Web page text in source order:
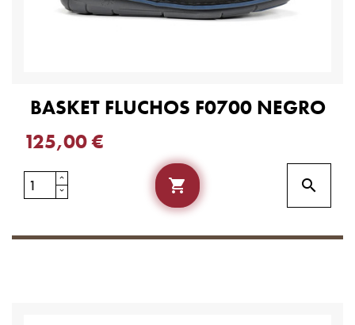
BASKET FLUCHOS F0700 NEGRO
125,00 €
 